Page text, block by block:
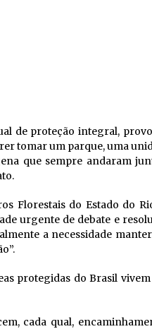
de proteção integral,
tomar um parque, uma
que sempre andaram
Florestais do Estado do
urgente de debate e
a necessidade
protegidas do Brasil vivem
cada qual,